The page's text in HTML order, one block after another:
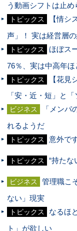
う動画シフトは止め
トピックス
【情
声」！ 実は経営層
トピックス
ほぼス
76％、実は中高年
トピックス
【花
「安・近・短」と
ビジネス
「メン
れるようだ
トピックス 意外で
トピックス “持た
ビジネス
管理職こ
ない」現実
トピックス
なるほ
ト」が欲しい